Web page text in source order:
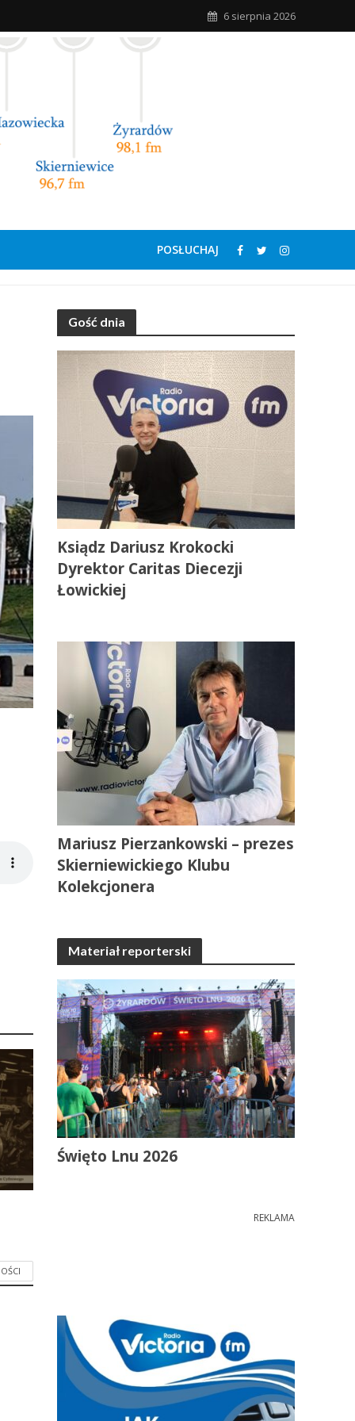
6 sierpnia 2026
POSŁUCHAJ
Gość dnia
Ksiądz Dariusz Krokocki
Dyrektor Caritas Diecezji
Łowickiej
Mariusz Pierzankowski – prezes
Skierniewickiego Klubu
Kolekcjonera
Materiał reporterski
Święto Lnu 2026
REKLAMA